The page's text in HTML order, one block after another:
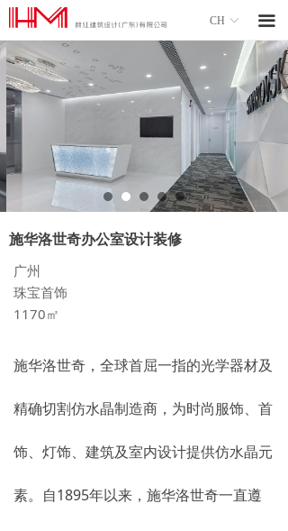
끀
ꀅ
CH
施华洛世奇办公室设计装修
施华洛世奇，全球首屈一指的光学器材及
精确切割仿水晶制造商，为时尚服饰、首
饰、灯饰、建筑及室内设计提供仿水晶元
素。自1895年以来，施华洛世奇一直遵
广州
珠宝首饰
1170㎡